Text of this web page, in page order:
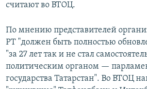
считают во ВТОЦ.
По мнению представителей
РТ "должен быть полностью
"за 27 лет так и не стал
политическим органом —
государства Татарстан". Во ВТОЦ